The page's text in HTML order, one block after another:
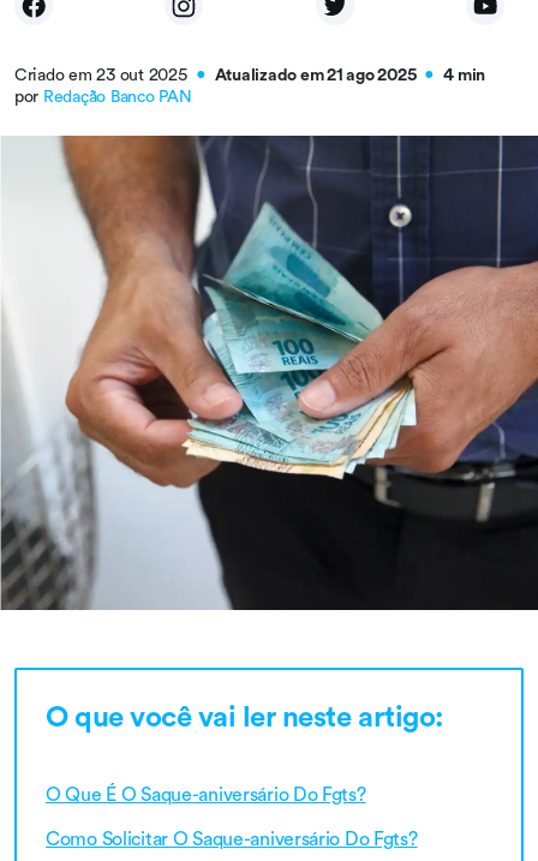
Criado em 23 out 2025 ● Atualizado em 21 ago 2025 ●
4 min
por Redação Banco PAN
O que você vai ler neste artigo:
O Que É O Saque-aniversário Do Fgts?
Como Solicitar O Saque-aniversário Do Fgts?